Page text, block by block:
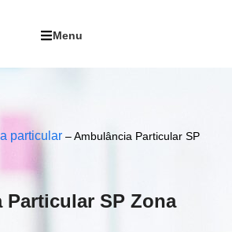
particular –Ambulância Particular SP
Particular SP Zona